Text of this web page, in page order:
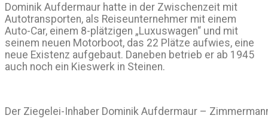
Dominik Aufdermaur hatte in der Zwischenzeit mit
Autotransporten, als Reiseunternehmer mit einem
Auto-Car, einem 8-plätzigen „Luxuswagen“ und mit
seinem neuen Motorboot, das 22 Plätze aufwies, eine
neue Existenz aufgebaut. Daneben betrieb er ab 1945
auch noch ein Kieswerk in Steinen.
Der Ziegelei-Inhaber Dominik Aufdermaur –